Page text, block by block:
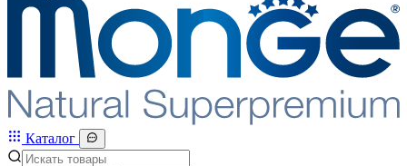
Каталог